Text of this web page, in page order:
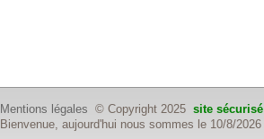
Mentions légales © Copyright 2025 site sécurisé
Bienvenue, aujourd'hui nous sommes le 10/8/2026